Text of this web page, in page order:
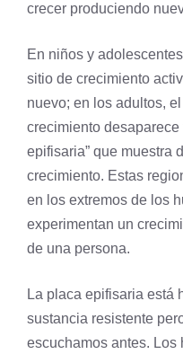
crecer produciendo
En niños y
sitio de crecimiento
nuevo; en los adultos,
crecimiento
epifisaria” que muestra
crecimiento. Estas
en los extremos de los
experimentan un
de una persona.
La placa epifisaria está
sustancia resistente
escuchamos antes. Los